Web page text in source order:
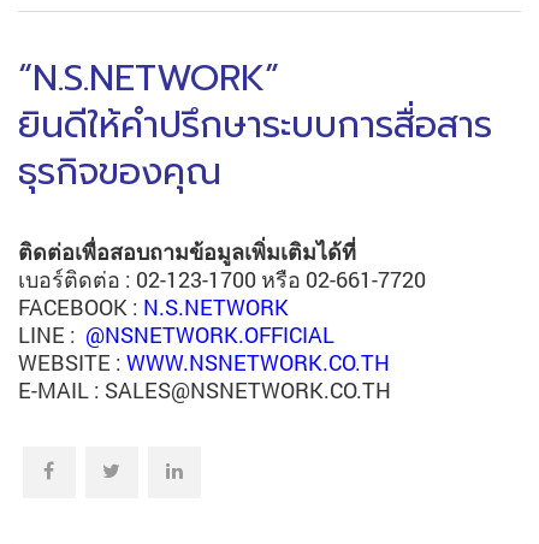
“N.S.NETWORK”
ยินดีให้คำปรึกษาระบบการสื่อสาร
ธุรกิจของคุณ
ติดต่อเพื่อสอบถามข้อมูลเพิ่มเติมได้ที่
เบอร์ติดต่อ : 02-123-1700 หรือ 02-661-7720
FACEBOOK : N.S.NETWORK
LINE : @NSNETWORK.OFFICIAL
WEBSITE : WWW.NSNETWORK.CO.TH
E-MAIL : SALES@NSNETWORK.CO.TH